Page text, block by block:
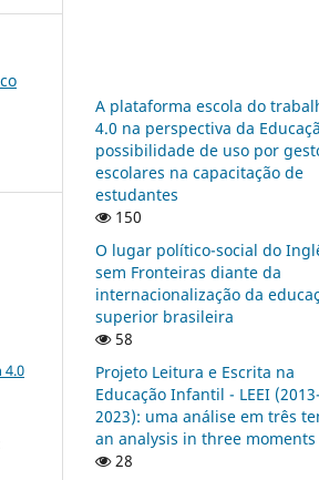
4.0
A plataforma escola do
4.0 na perspectiva da
possibilidade de uso por
escolares na capacitação de
estudantes
150
O lugar político-social do
sem Fronteiras diante da
internacionalização da
superior brasileira
58
Projeto Leitura e Escrita na
Educação Infantil - LEEI (2013-
2023): uma análise em três
an analysis in three moments
28